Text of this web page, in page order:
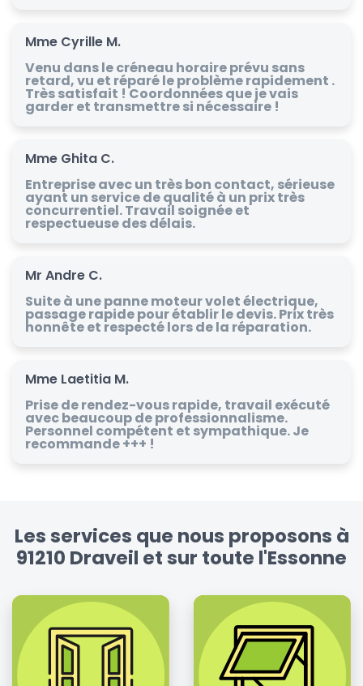
Mme Cyrille M.
Venu dans le créneau horaire prévu sans
retard, vu et réparé le problème rapidement .
Très satisfait ! Coordonnées que je vais
garder et transmettre si nécessaire !
Mme Ghita C.
Entreprise avec un très bon contact, sérieuse
ayant un service de qualité à un prix très
concurrentiel. Travail soignée et
respectueuse des délais.
Mr Andre C.
Suite à une panne moteur volet électrique,
passage rapide pour établir le devis. Prix très
honnête et respecté lors de la réparation.
Mme Laetitia M.
Prise de rendez-vous rapide, travail exécuté
avec beaucoup de professionnalisme.
Personnel compétent et sympathique. Je
recommande +++ !
Les services que nous proposons à
91210 Draveil et sur toute l'Essonne